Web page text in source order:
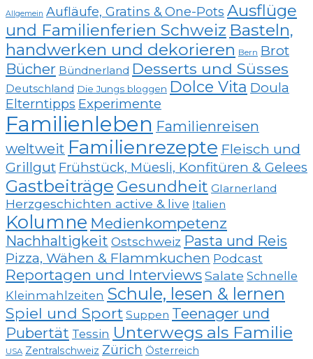
Allgemein Aufläufe, Gratins & One-Pots Ausflüge
und Familienferien Schweiz Basteln,
handwerken und dekorieren Bern Brot
Bücher Bündnerland Desserts und Süsses
Deutschland Die Jungs bloggen Dolce Vita Doula
Elterntipps Experimente
Familienleben Familienreisen
weltweit Familienrezepte Fleisch und
Grillgut Frühstück, Müesli, Konfitüren & Gelees
Gastbeiträge Gesundheit Glarnerland
Herzgeschichten active & live Italien
Kolumne Medienkompetenz
Nachhaltigkeit Ostschweiz Pasta und Reis
Pizza, Wähen & Flammkuchen Podcast
Reportagen und InterviewsSalate Schnelle
Kleinmahlzeiten Schule, lesen & lernen
Spiel und Sport Suppen Teenager und
Pubertät Tessin Unterwegs als Familie
USA Zentralschweiz Zürich Österreich